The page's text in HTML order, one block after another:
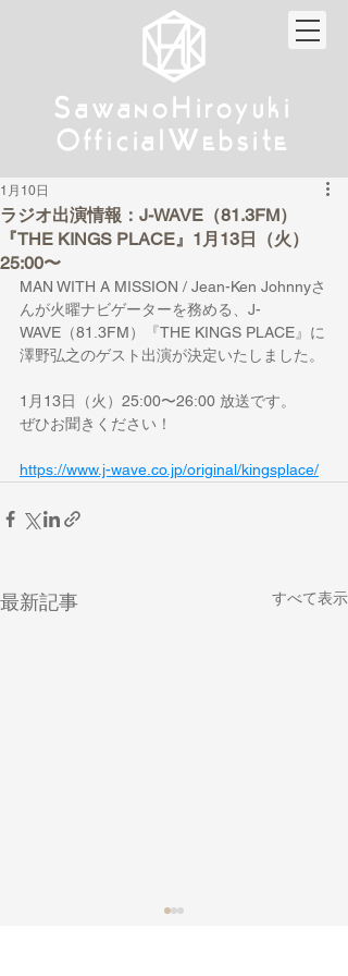
Sa wanoHiroyuki
Official W ebsite
Sa wanoHiroyuki
Official W ebsite
ラジオ出演情報：J-WAVE（81.3FM）
『THE KINGS PLACE』1月13日（火）
25:00〜
1月10日
MAN WITH A MISSION / Jean-Ken Johnnyさ
んが火曜ナビゲーターを務める、J-
WAVE（81.3FM）『THE KINGS PLACE』に
澤野弘之のゲスト出演が決定いたしました。
1月13日（火）25:00〜26:00 放送です。
ぜひお聞きください！
https://www.j-wave.co.jp/original/kingsplace/
最新記事 すべて表示